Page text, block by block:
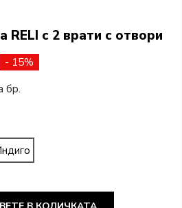
RELI с 2 врати с отвори
- 15%
бр.